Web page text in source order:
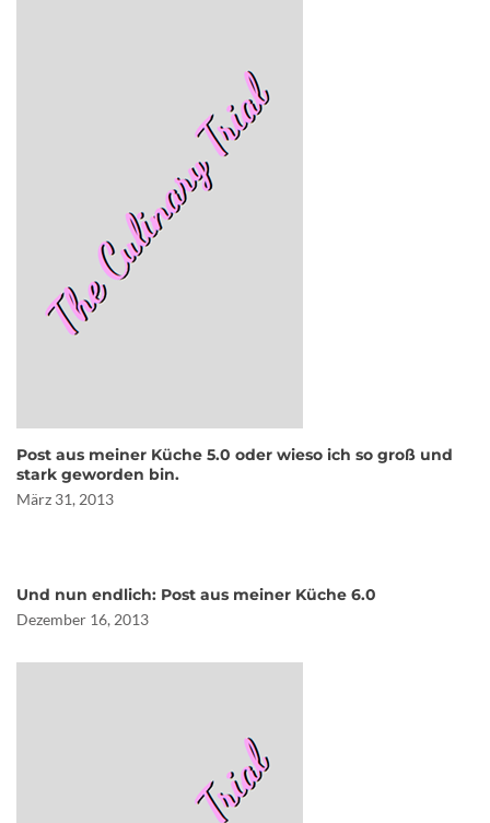
Post aus meiner Küche 5.0 oder wieso ich so groß und
stark geworden bin.
März 31, 2013
Und nun endlich: Post aus meiner Küche 6.0
Dezember 16, 2013